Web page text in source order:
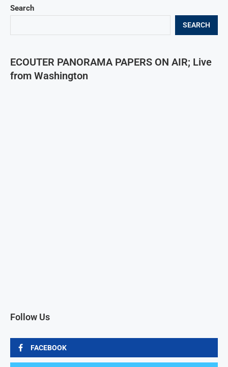
Search
SEARCH
ECOUTER PANORAMA PAPERS ON AIR; Live
from Washington
Follow Us
FACEBOOK